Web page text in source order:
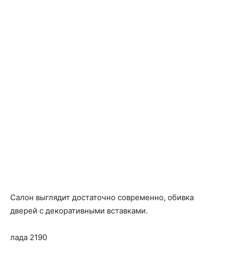
Салон выглядит достаточно современно, обивка
дверей с декоративными вставками.
лада 2190